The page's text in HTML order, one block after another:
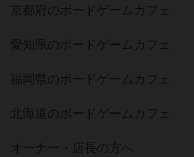
京都府のボードゲームカフェ
愛知県のボードゲームカフェ
福岡県のボードゲームカフェ
北海道のボードゲームカフェ
オーナー・店長の方へ